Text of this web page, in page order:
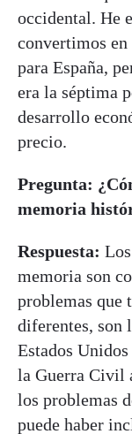
occidental. He
convertimos
para España,
era la séptima
desarrollo
precio.
Pregunta:
memoria
Respuesta:
memoria son
problemas que
diferentes, son
Estados
la Guerra Civil
los problemas
puede haber